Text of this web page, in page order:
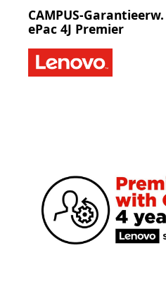
CAMPUS-
ePac 4J Premier